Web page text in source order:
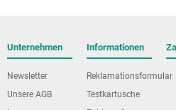
Unternehmen
Newsletter
Unsere AGB
Informationen
Reklamationsformular
Testkartusche